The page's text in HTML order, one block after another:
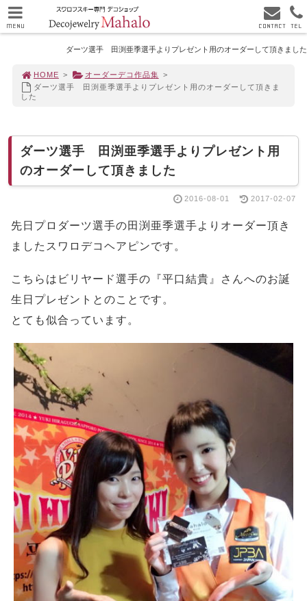
ダーツ選手 田渕亜季選手よりプレゼント用のオーダーして頂きました
HOME > オーダーデコ作品集 >
ダーツ選手 田渕亜季選手よりプレゼント用のオーダーして頂きま
した
ダーツ選手 田渕亜季選手よりプレゼント用
のオーダーして頂きました
2016-08-01 2017-02-07
先日プロダーツ選手の田渕亜季選手よりオーダー頂き
ましたスワロデコヘアピンです。
こちらはビリヤード選手の『平口結貴』さんへのお誕
生日プレゼントとのことです。
とても似合っています。
MENU TEL
CONTACT